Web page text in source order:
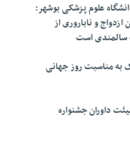
علوم پزشکی بوشهر:
و ناباروری از
سالمندی است
به مناسبت روز جهانی
داوران جشنواره